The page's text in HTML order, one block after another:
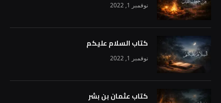
نوفمبر 1, 2022
كتاب السلام عليكم
نوفمبر 1, 2022
كتاب عثمان بن بشر